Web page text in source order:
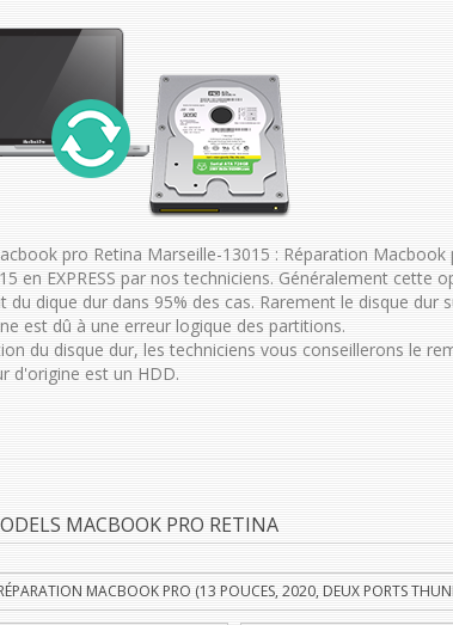
pro Retina Marseille-13015 : Réparation Macbook
en EXPRESS par nos techniciens. Généralement cette
du dique dur dans 95% des cas. Rarement le disque dur
est dû à une erreur logique des partitions.
du disque dur, les techniciens vous conseillerons le
d'origine est un HDD.
MACBOOK PRO RETINA
MACBOOK PRO (13 POUCES, 2020, DEUX PORTS